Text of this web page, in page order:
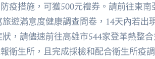
疫措施，可獲500元禮券。請前往東
遊滿意度健康調查問卷，14天內若出
，請儘速前往高雄市544家登革熱整
衛生所，且完成採檢和配合衛生所疫